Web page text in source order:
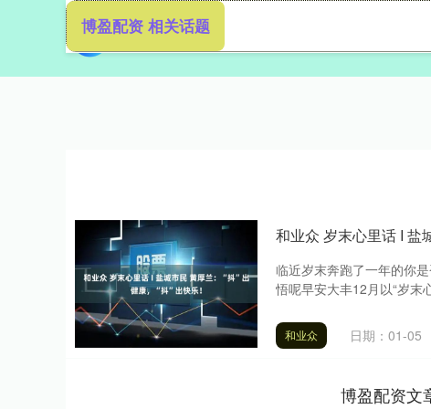
博盈配资 相关话题
和业众 岁末心里话 I 盐
临近岁末奔跑了一年的你
悟呢早安大丰12月以“岁末
和业众 日期：01-05
博盈配资文